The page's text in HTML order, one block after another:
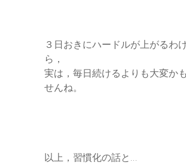
３日おきにハードルが上がるわ
ら，
実は，毎日続けるよりも大変か
せんね。
以上，習慣化の話と…